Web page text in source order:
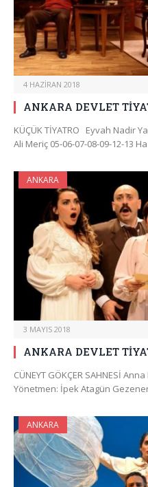
4 HAZIRAN 2018
ANKARA DEVLET
KÜÇÜK TİYATRO Eyvah Nadir
Ali Meriç 05-06-07-08-09-12-13
ANKARA
3 MAYIS 2018
ANKARA DEVLET
CÜNEYT GÖKÇER SAHNESİ
Yönetmen: İpek Atagün
ANKARA